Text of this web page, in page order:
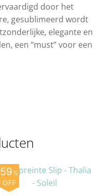
door het
gesublimeerd wordt
elegante en
een “must” voor een
59%
OFF